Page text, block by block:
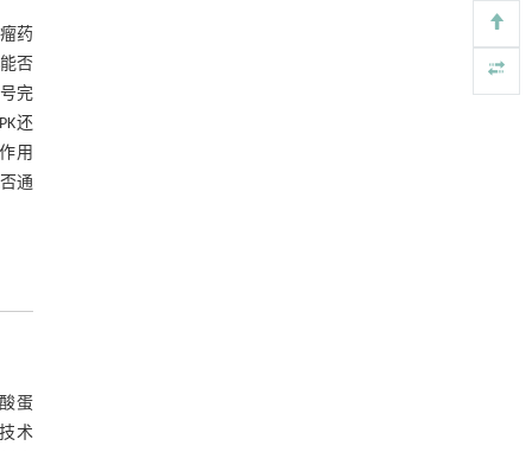
药
否
完
还
用
通
蛋
术